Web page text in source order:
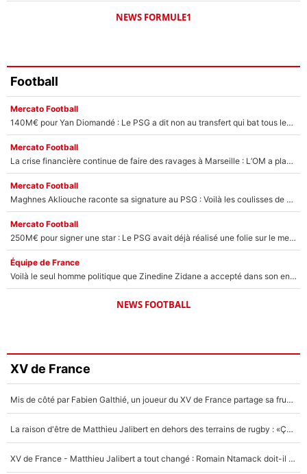
NEWS FORMULE1
Football
Mercato Football
140M€ pour Yan Diomandé : Le PSG a dit non au transfert qui bat tous les records sur le mercato
Mercato Football
La crise financière continue de faire des ravages à Marseille : L’OM a placé 12 joueurs sur le marché des transferts… et ça pourrait lui rapporter près de 100M€ !
Mercato Football
Maghnes Akliouche raconte sa signature au PSG : Voilà les coulisses de son transfert de rêve à 50M€
Mercato Football
250M€ pour signer une star : Le PSG avait déjà réalisé une folie sur le mercato bien avant Neymar !
Équipe de France
Voilà le seul homme politique que Zinedine Zidane a accepté dans son entourage : «Je garde un très bon souvenir de lui»
NEWS FOOTBALL
XV de France
Mis de côté par Fabien Galthié, un joueur du XV de France partage sa frustration : «ils ne me l’ont pas dit tout de suite»
La raison d'être de Matthieu Jalibert en dehors des terrains de rugby : «Ça m'atteint autant que si tu touches à un membre de ma famille»
XV de France - Matthieu Jalibert a tout changé : Romain Ntamack doit-il s’inquiéter pour sa place à un an de la Coupe du monde ?